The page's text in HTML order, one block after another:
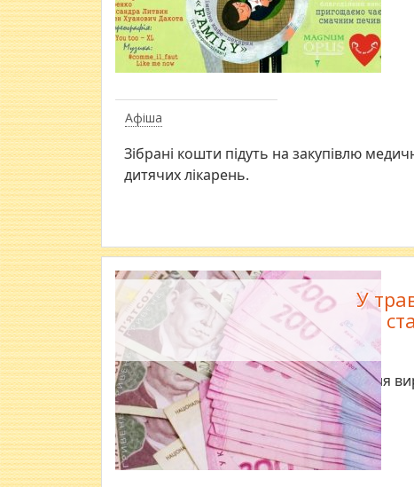
Афіша
Зібрані кошти підуть на закупівлю
дитячих лікарень.
У
З 1 травня